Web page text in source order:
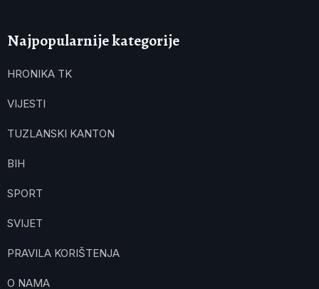
Najpopularnije kategorije
HRONIKA TK
VIJESTI
TUZLANSKI KANTON
BIH
SPORT
SVIJET
PRAVILA KORIŠTENJA
O NAMA